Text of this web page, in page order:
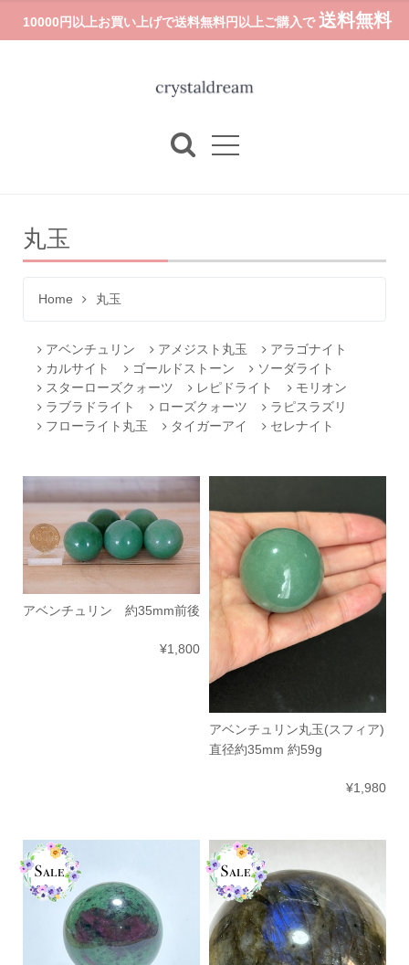
10000円以上お買い上げで送料無料円以上ご購入で 送料無料
丸玉
Home 丸玉
アベンチュリン アメジスト丸玉
アラゴナイト
カルサイト
ゴールドストーン
ソーダライト
スターローズクォーツ
レピドライト
モリオン
ラブラドライト
ローズクォーツ
ラピスラズリ
フローライト丸玉
タイガーアイ セレナイト
アベンチュリン 約35mm前後
¥1,800
アベンチュリン丸玉(スフィア)
直径約35mm 約59g
¥1,980